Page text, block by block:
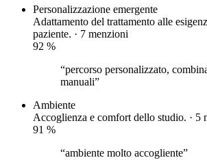
Personalizzazione emergente
Adattamento del trattamento alle
paziente. · 7 menzioni
92 %
“percorso personalizzato,
manuali”
Ambiente
Accoglienza e comfort dello studio. · 5
91 %
“ambiente molto accogliente”